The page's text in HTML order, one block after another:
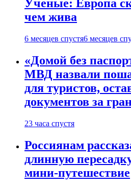
Ученые: Европа
чем жива
6 месяцев спустя6 месяцев
«Домой без
МВД назвали
для туристов,
документов за
23 часа спустя
Россиянам
длинную
мини-путешествие